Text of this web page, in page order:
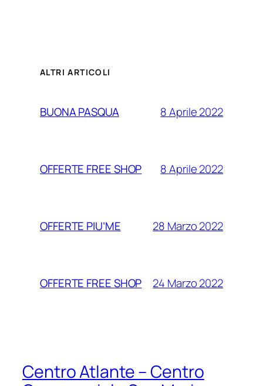
ALTRI ARTICOLI
BUONA PASQUA 8 Aprile 2022
OFFERTE FREE SHOP 8 Aprile 2022
OFFERTE PIU’ME 28 Marzo 2022
OFFERTE FREE SHOP 24 Marzo 2022
Centro Atlante – Centro